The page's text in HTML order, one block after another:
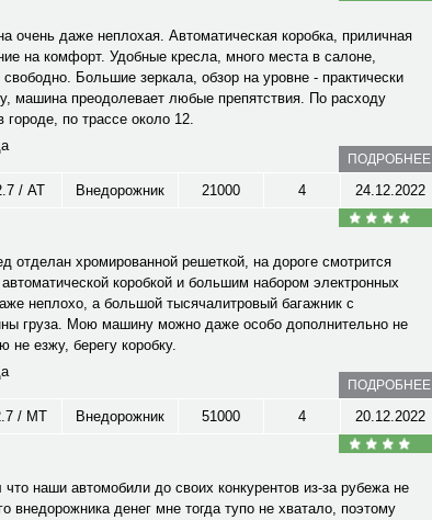
очень даже неплохая. Автоматическая коробка, приличная
на комфорт. Удобные кресла, много места в салоне,
Большие зеркала, обзор на уровне - практически
машина преодолевает любые препятствия. По расходу
городе, по трассе около 12.
ПОДРОБНЕЕ
/ AT Внедорожник 21000 4 24.12.2022
отделан хромированной решеткой, на дороге смотрится
коробкой и большим набором электронных
неплохо, а большой тысячалитровый багажник с
груза. Мою машину можно даже особо дополнительно не
езжу, берегу коробку.
ПОДРОБНЕЕ
/ MT Внедорожник 51000 4 20.12.2022
наши автомобили до своих конкурентов из-за рубежа не
внедорожника денег мне тогда тупо не хватало, поэтому